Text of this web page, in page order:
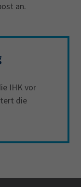
an.
IHK vor
die